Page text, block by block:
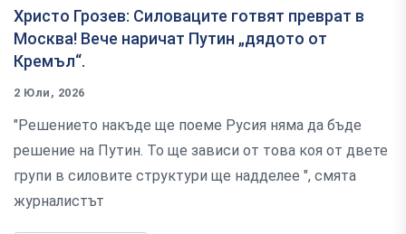
Христо Грозев: Силоваците готвят преврат в
Москва! Вече наричат Путин „дядото от
Кремъл“.
2 Юли, 2026
"Решението накъде ще поеме Русия няма да бъде
решение на Путин. То ще зависи от това коя от двете
групи в силовите структури ще надделее ", смята
журналистът